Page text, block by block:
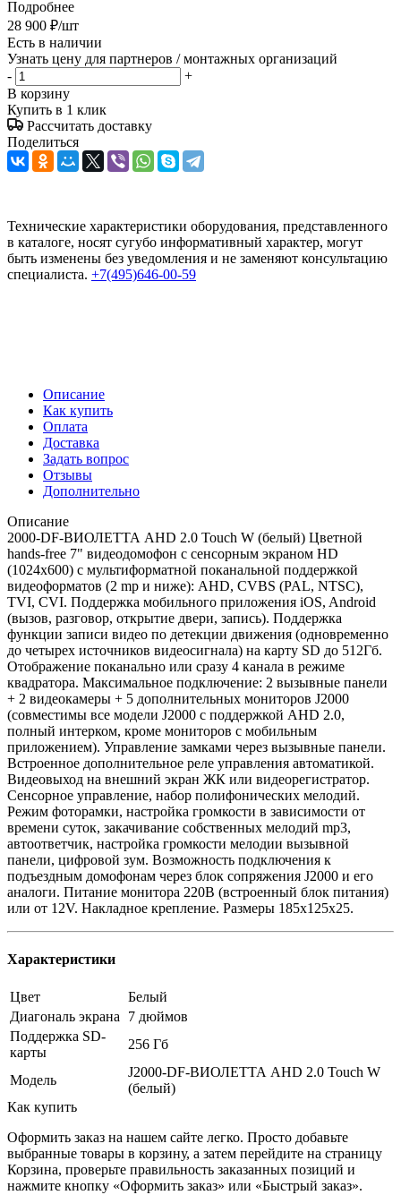
Подробнее
28 900 ₽/шт
Есть в наличии
Узнать цену для партнеров / монтажных организаций
-
+
В корзину
Купить в 1 клик
Рассчитать доставку
Поделиться
Технические характеристики оборудования, представленного
в каталоге, носят сугубо информативный характер, могут
быть изменены без уведомления и не заменяют консультацию
специалиста. +7(495)646-00-59
Описание
Как купить
Оплата
Доставка
Задать вопрос
Отзывы
Дополнительно
Описание
2000-DF-ВИОЛЕТТА AHD 2.0 Touch W (белый) Цветной
hands-free 7" видеодомофон с сенсорным экраном HD
(1024х600) с мультиформатной поканальной поддержкой
видеоформатов (2 mp и ниже): AHD, CVBS (PAL, NTSC),
TVI, CVI. Поддержка мобильного приложения iOS, Android
(вызов, разговор, открытие двери, запись). Поддержка
функции записи видео по детекции движения (одновременно
до четырех источников видеосигнала) на карту SD до 512Гб.
Отображение поканально или сразу 4 канала в режиме
квадратора. Максимальное подключение: 2 вызывные панели
+ 2 видеокамеры + 5 дополнительных мониторов J2000
(совместимы все модели J2000 с поддержкой AHD 2.0,
полный интерком, кроме мониторов с мобильным
приложением). Управление замками через вызывные панели.
Встроенное дополнительное реле управления автоматикой.
Видеовыход на внешний экран ЖК или видеорегистратор.
Сенсорное управление, набор полифонических мелодий.
Режим фоторамки, настройка громкости в зависимости от
времени суток, закачивание собственных мелодий mp3,
автоответчик, настройка громкости мелодии вызывной
панели, цифровой зум. Возможность подключения к
подъездным домофонам через блок сопряжения J2000 и его
аналоги. Питание монитора 220В (встроенный блок питания)
или от 12V. Накладное крепление. Размеры 185х125х25.
Характеристики
Цвет
Белый
Диагональ экрана
7 дюймов
Поддержка SD-
карты
256 Гб
Модель
J2000-DF-ВИОЛЕТТА AHD 2.0 Touch W
(белый)
Как купить
Оформить заказ на нашем сайте легко. Просто добавьте
выбранные товары в корзину, а затем перейдите на страницу
Корзина, проверьте правильность заказанных позиций и
нажмите кнопку «Оформить заказ» или «Быстрый заказ».